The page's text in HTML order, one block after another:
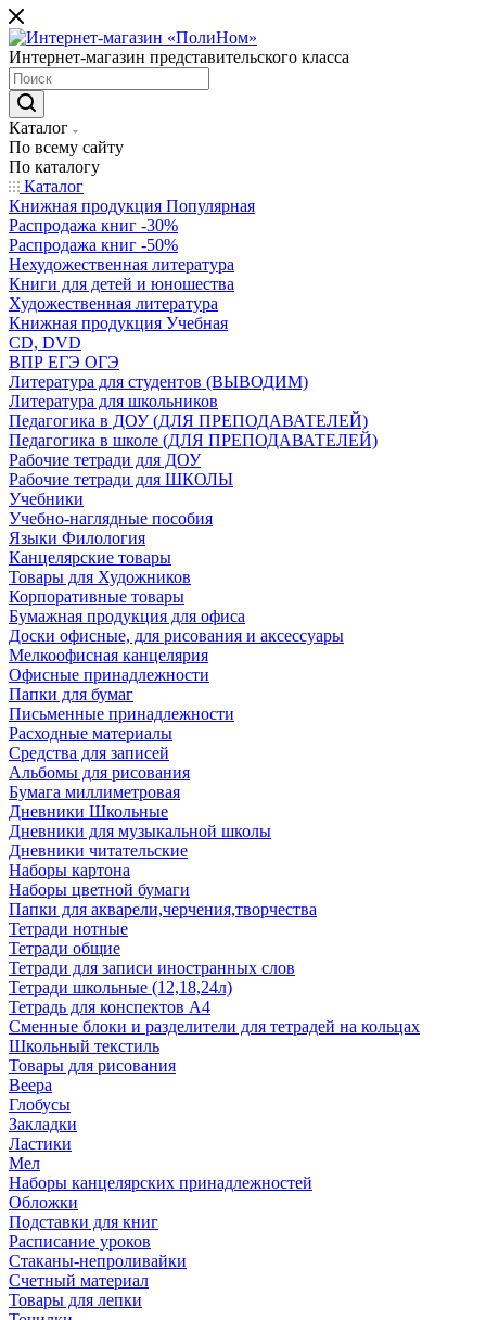
Интернет-магазин представительского класса
Каталог
По всему сайту
По каталогу
Каталог
Книжная продукция Популярная
Распродажа книг -30%
Распродажа книг -50%
Нехудожественная литература
Книги для детей и юношества
Художественная литература
Книжная продукция Учебная
CD, DVD
ВПР ЕГЭ ОГЭ
Литература для студентов (ВЫВОДИМ)
Литература для школьников
Педагогика в ДОУ (ДЛЯ ПРЕПОДАВАТЕЛЕЙ)
Педагогика в школе (ДЛЯ ПРЕПОДАВАТЕЛЕЙ)
Рабочие тетради для ДОУ
Рабочие тетради для ШКОЛЫ
Учебники
Учебно-наглядные пособия
Языки Филология
Канцелярские товары
Товары для Художников
Корпоративные товары
Бумажная продукция для офиса
Доски офисные, для рисования и аксессуары
Мелкоофисная канцелярия
Офисные принадлежности
Папки для бумаг
Письменные принадлежности
Расходные материалы
Средства для записей
Альбомы для рисования
Бумага миллиметровая
Дневники Школьные
Дневники для музыкальной школы
Дневники читательские
Наборы картона
Наборы цветной бумаги
Папки для акварели,черчения,творчества
Тетради нотные
Тетради общие
Тетради для записи иностранных слов
Тетради школьные (12,18,24л)
Тетрадь для конспектов А4
Сменные блоки и разделители для тетрадей на кольцах
Школьный текстиль
Товары для рисования
Веера
Глобусы
Закладки
Ластики
Мел
Наборы канцелярских принадлежностей
Обложки
Подставки для книг
Расписание уроков
Стаканы-непроливайки
Счетный материал
Товары для лепки